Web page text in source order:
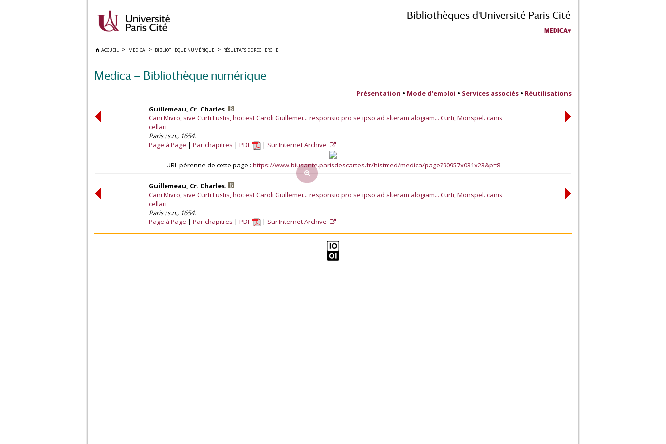
Bibliothèques d'Université Paris Cité
MEDICA
ACCUEIL MEDICA BIBLIOTHÈQUE NUMÉRIQUE RÉSULTATS DE RECHERCHE
Medica — Bibliothèque numérique
Présentation • Mode d’emploi • Services associés • Réutilisations
Guillemeau, Cr. Charles.
Cani Mivro, sive Curti Fustis, hoc est Caroli Guillemei... responsio pro se ipso ad alteram alogiam... Curti, Monspel. canis
cellarii
Paris : s.n., 1654.
Page à Page
Par chapitres PDF Sur Internet Archive
URL pérenne de cette page : https://www.biusante.parisdescartes.fr/histmed/medica/page?90957x031x23&p=8
Guillemeau, Cr. Charles.
Cani Mivro, sive Curti Fustis, hoc est Caroli Guillemei... responsio pro se ipso ad alteram alogiam... Curti, Monspel. canis
cellarii
Paris : s.n., 1654.
Page à Page
Par chapitres PDF Sur Internet Archive